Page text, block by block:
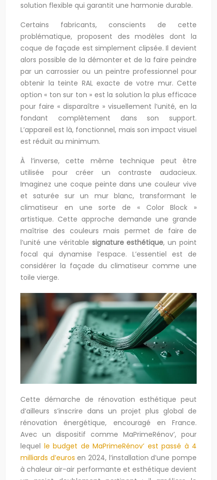
solution flexible qui garantit une harmonie durable.
Certains fabricants, conscients de cette
problématique, proposent des modèles dont la
coque de façade est simplement clipsée. Il devient
alors possible de la démonter et de la faire peindre
par un carrossier ou un peintre professionnel pour
obtenir la teinte RAL exacte de votre mur. Cette
option « ton sur ton » est la solution la plus efficace
pour faire « disparaître » visuellement l’unité, en la
fondant complètement dans son support.
L’appareil est là, fonctionnel, mais son impact visuel
est réduit au minimum.
À l’inverse, cette même technique peut être
utilisée pour créer un contraste audacieux.
Imaginez une coque peinte dans une couleur vive
et saturée sur un mur blanc, transformant le
climatiseur en une sorte de « Color Block »
artistique. Cette approche demande une grande
maîtrise des couleurs mais permet de faire de
l’unité une véritable signature esthétique, un point
focal qui dynamise l’espace. L’essentiel est de
considérer la façade du climatiseur comme une
toile vierge.
Cette démarche de rénovation esthétique peut
d’ailleurs s’inscrire dans un projet plus global de
rénovation énergétique, encouragé en France.
Avec un dispositif comme MaPrimeRénov’, pour
lequel le budget de MaPrimeRénov’ est passé à 4
milliards d’euros en 2024, l’installation d’une pompe
à chaleur air-air performante et esthétique devient